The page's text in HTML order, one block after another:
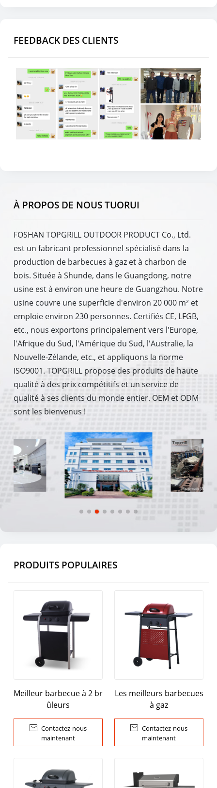
FEEDBACK DES CLIENTS
À PROPOS DE NOUS TUORUI
FOSHAN TOPGRILL OUTDOOR PRODUCT Co., Ltd.
est un fabricant professionnel spécialisé dans la
production de barbecues à gaz et à charbon de
bois. Située à Shunde, dans le Guangdong, notre
usine est à environ une heure de Guangzhou. Notre
usine couvre une superficie d'environ 20 000 m² et
emploie environ 230 personnes. Certifiés CE, LFGB,
etc., nous exportons principalement vers l'Europe,
l'Afrique du Sud, l'Amérique du Sud, l'Australie, la
Nouvelle-Zélande, etc., et appliquons la norme
ISO9001. TOPGRILL propose des produits de haute
qualité à des prix compétitifs et un service de
qualité à ses clients du monde entier. OEM et ODM
sont les bienvenus !
PRODUITS POPULAIRES
Meilleur barbecue à 2 br
ûleurs
 Contactez-nous
maintenant
Les meilleurs barbecues
à gaz
 Contactez-nous
maintenant